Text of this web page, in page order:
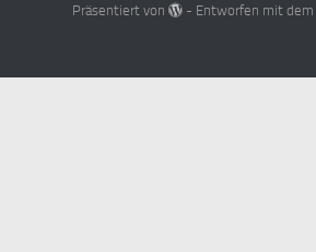
Präsentiert von - Entworfen mit dem